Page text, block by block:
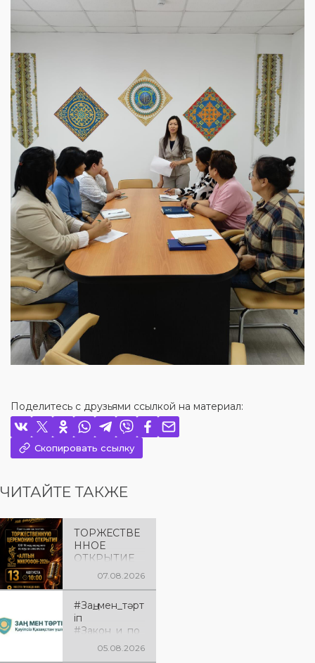
Поделитесь с друзьями ссылкой на материал:
Скопировать ссылку
ЧИТАЙТЕ ТАКЖЕ
ТОРЖЕСТВЕ
ННОЕ
ОТКРЫТИЕ
«АЛТЫН
Приглашаем
вас на
торжественн
церемонию
07.08.2026
#Заң_мен_тәрт
іп
#Закон_и_по
рядок05.08.2026